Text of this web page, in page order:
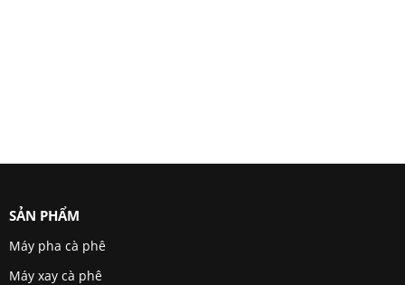
SẢN PHẨM
Máy pha cà phê
Máy xay cà phê